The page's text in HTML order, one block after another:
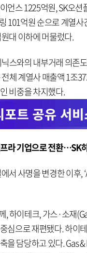
언스 1225억원, SK오
101억원 순으로 계열
대 이하에 머물렀다.
스와의 내부거래 의존
체 계열사 매출액 1조
비중을 차지했다.
라 기업으로 전환…SK
서 사명을 변경한 이후,
, 하이테크, 가스·소재
심으로 재편됐다. 하이
을 담당하고 있다. Gas